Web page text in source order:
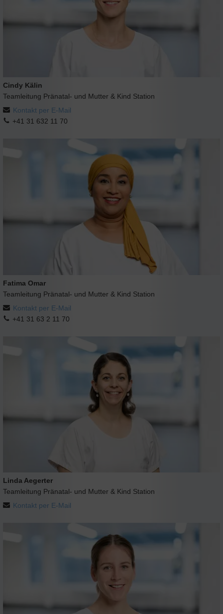
Cindy Kälin
Teamleitung Pränatal- und Mutter & Kind Station
Kontakt per E-Mail
+41 31 632 11 70
Fatima Omar
Teamleitung Pränatal- und Mutter & Kind Station
Kontakt per E-Mail
+41 31 63 2 11 70
Linda Aegerter
Teamleitung Pränatal- und Mutter & Kind Station
Kontakt per E-Mail